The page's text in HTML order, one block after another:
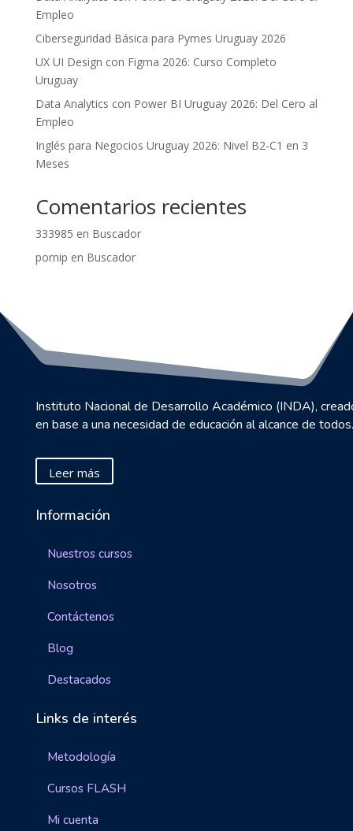
Empleo
Ciberseguridad Básica para Pymes Uruguay 2026
UX UI Design con Figma 2026: Curso Completo
Uruguay
Data Analytics con Power BI Uruguay 2026: Del Cero al
Empleo
Inglés para Negocios Uruguay 2026: Nivel B2-C1 en 3
Meses
Comentarios recientes
333985 en Buscador
pornip en Buscador
Instituto Nacional de Desarrollo Académico (INDA),
en base a una necesidad de educación al alcance de todos.
Leer más
Información
Nuestros cursos
Nosotros
Contáctenos
Blog
Destacados
Links de interés
Metodología
Cursos FLASH
Mi cuenta